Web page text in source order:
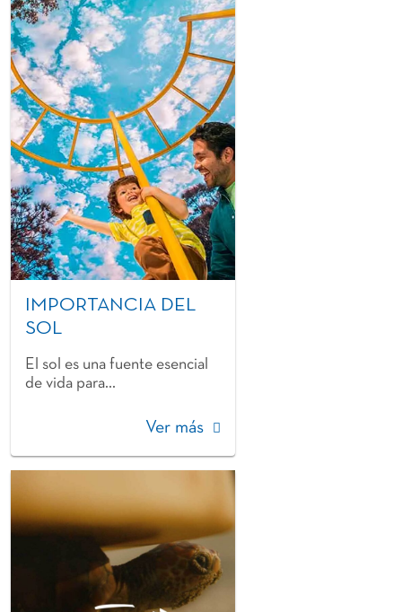
IMPORTANCIA DEL
SOL
El sol es una fuente esencial
de vida para...
Ver más